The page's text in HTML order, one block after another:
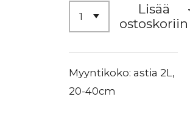
Lisää
ostoskoriin
Myyntikoko: astia 2L,
20-40cm